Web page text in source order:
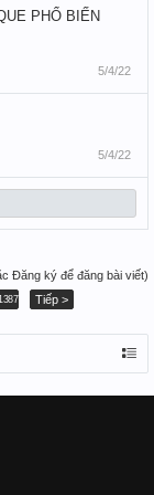
PHỔ BIẾN
5/4/22
5/4/22
Đăng ký để đăng bài viết)
Tiếp >